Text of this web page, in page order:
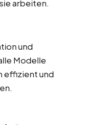
arbeiten.
und
Modelle
effizient und